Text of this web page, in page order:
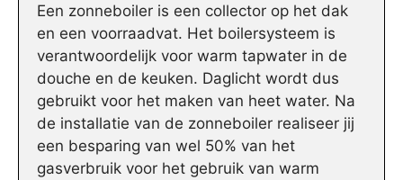
Een zonneboiler is een collector op het dak
en een voorraadvat. Het boilersysteem is
verantwoordelijk voor warm tapwater in de
douche en de keuken. Daglicht wordt dus
gebruikt voor het maken van heet water. Na
de installatie van de zonneboiler realiseer jij
een besparing van wel 50% van het
gasverbruik voor het gebruik van warm